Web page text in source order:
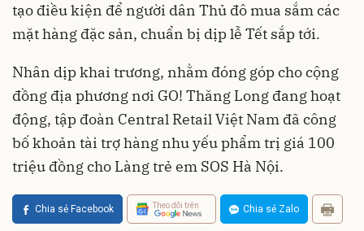
tạo điều kiện để người dân Thủ đô mua sắm các
mặt hàng đặc sản, chuẩn bị dịp lễ Tết sắp tới.
Nhân dịp khai trương, nhằm đóng góp cho cộng
đồng địa phương nơi GO! Thăng Long đang hoạt
động, tập đoàn Central Retail Việt Nam đã công
bố khoản tài trợ hàng nhu yếu phẩm trị giá 100
triệu đồng cho Làng trẻ em SOS Hà Nội.
Chia sẻ Facebook Theo dõi trên Chia sẻ Zalo